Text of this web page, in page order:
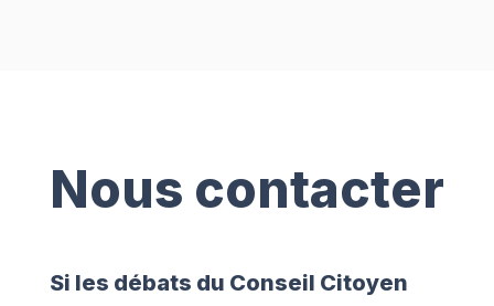
Nous contacter
Si les débats du Conseil Citoyen